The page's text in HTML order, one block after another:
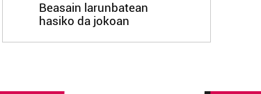
Beasain larunbatean
hasiko da jokoan